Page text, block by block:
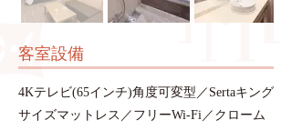
​客室設備
4Kテレビ(65インチ)角度可変型／Sertaキング
サイズマットレス／フリーWi-Fi／クローム